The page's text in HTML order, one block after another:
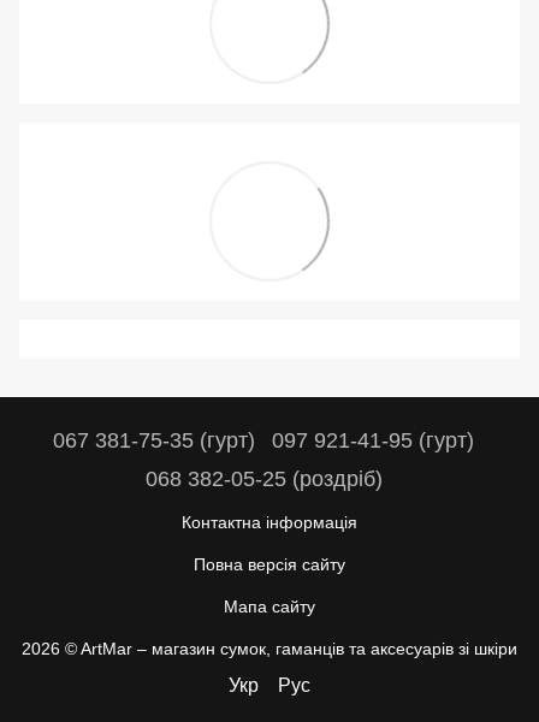
067 381-75-35 (гурт)
097 921-41-95 (гурт)
068 382-05-25 (роздріб)
Контактна інформація
Повна версія сайту
Мапа сайту
2026 © ArtMar – магазин сумок, гаманців та аксесуарів зі шкіри
Укр Рус